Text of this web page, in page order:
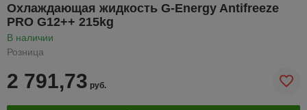
Охлаждающая жидкость G-Energy Antifreeze
PRO G12++ 215kg
В наличии
Розница
2 791,73 руб.